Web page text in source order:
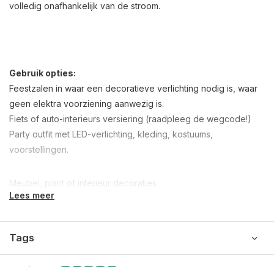
volledig onafhankelijk van de stroom.
Gebruik opties:
Feestzalen in waar een decoratieve verlichting nodig is, waar
geen elektra voorziening aanwezig is.
Fiets of auto-interieurs versiering (raadpleeg de wegcode!)
Party outfit met LED-verlichting, kleding, kostuums,
voorstellingen.
Meubel, plant of interieur decoraties
Lees meer
Tags